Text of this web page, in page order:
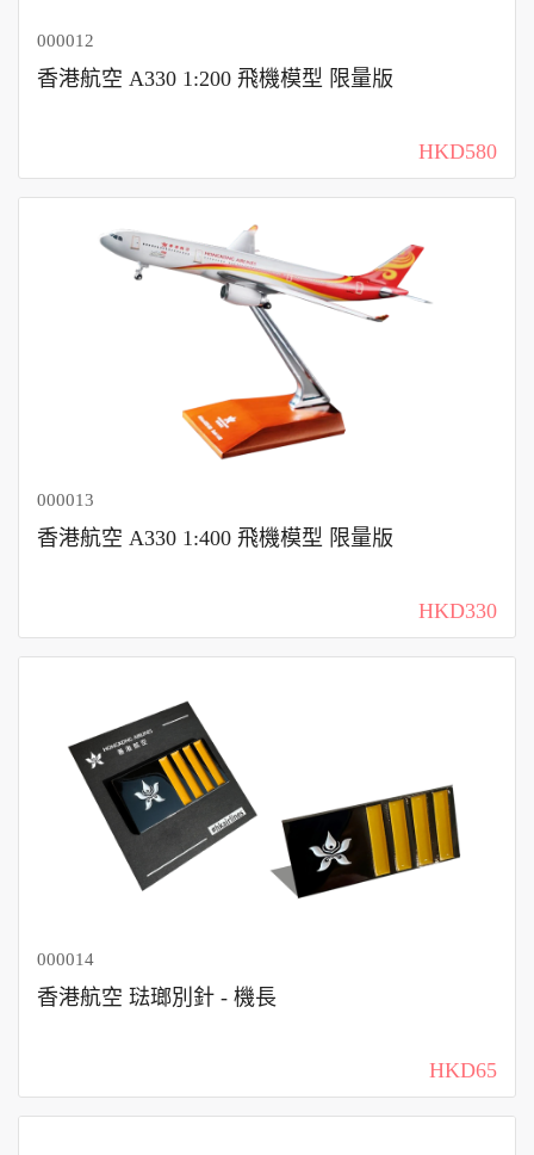
000012
香港航空 A330 1:200 飛機模型 限量版
HKD580
000013
香港航空 A330 1:400 飛機模型 限量版
HKD330
000014
香港航空 琺瑯別針 - 機長
HKD65